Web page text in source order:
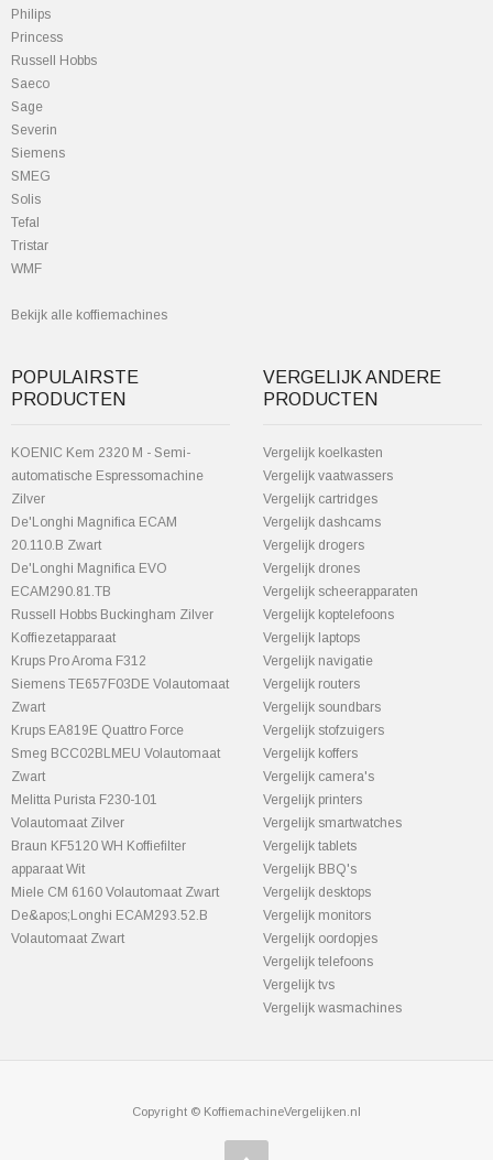
Philips
Princess
Russell Hobbs
Saeco
Sage
Severin
Siemens
SMEG
Solis
Tefal
Tristar
WMF
Bekijk alle koffiemachines
POPULAIRSTE
PRODUCTEN
KOENIC Kem 2320 M - Semi-
automatische Espressomachine
Zilver
De'Longhi Magnifica ECAM
20.110.B Zwart
De'Longhi Magnifica EVO
ECAM290.81.TB
Russell Hobbs Buckingham Zilver
Koffiezetapparaat
Krups Pro Aroma F312
Siemens TE657F03DE Volautomaat
Zwart
Krups EA819E Quattro Force
Smeg BCC02BLMEU Volautomaat
Zwart
Melitta Purista F230-101
Volautomaat Zilver
Braun KF5120 WH Koffiefilter
apparaat Wit
Miele CM 6160 Volautomaat Zwart
De&apos;Longhi ECAM293.52.B
Volautomaat Zwart
VERGELIJK ANDERE
PRODUCTEN
Vergelijk koelkasten
Vergelijk vaatwassers
Vergelijk cartridges
Vergelijk dashcams
Vergelijk drogers
Vergelijk drones
Vergelijk scheerapparaten
Vergelijk koptelefoons
Vergelijk laptops
Vergelijk navigatie
Vergelijk routers
Vergelijk soundbars
Vergelijk stofzuigers
Vergelijk koffers
Vergelijk camera's
Vergelijk printers
Vergelijk smartwatches
Vergelijk tablets
Vergelijk BBQ's
Vergelijk desktops
Vergelijk monitors
Vergelijk oordopjes
Vergelijk telefoons
Vergelijk tvs
Vergelijk wasmachines
Copyright © KoffiemachineVergelijken.nl